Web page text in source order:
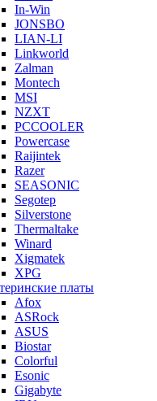
In-Win
JONSBO
LIAN-LI
Linkworld
Zalman
Montech
MSI
NZXT
PCCOOLER
Powercase
Raijintek
Razer
SEASONIC
Segotep
Silverstone
Thermaltake
Winard
Xigmatek
XPG
платы
Afox
ASRock
ASUS
Biostar
Colorful
Esonic
Gigabyte